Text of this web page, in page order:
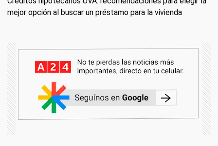
mejor opción al buscar un préstamo para la vivienda